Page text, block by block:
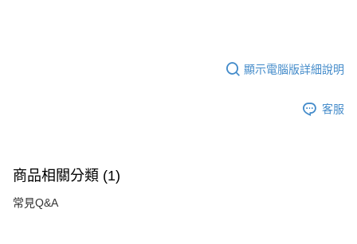
顯示電腦版詳細說明
客服
商品相關分類 (1)
常見Q&A